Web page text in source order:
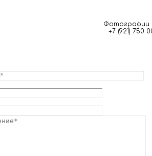
Фотографии
+7 (921) 750